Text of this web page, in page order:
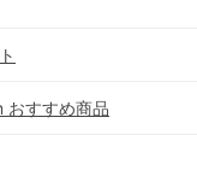
おすすめ商品